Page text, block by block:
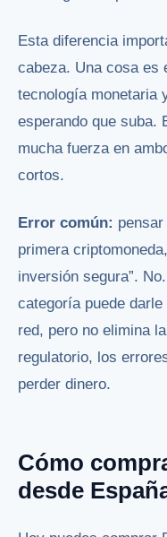
Esta diferencia
cabeza. Una cosa es
tecnología monetaria
esperando que suba.
mucha fuerza en
cortos.
Error común:
primera
inversión segura”.
categoría puede
red, pero no elimina
regulatorio, los
perder dinero.
Cómo
desde